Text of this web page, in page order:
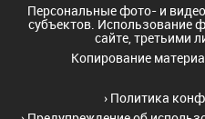
Персональные фото- и
субъектов. Использование
сайте, третьими
Копирование
› Политика